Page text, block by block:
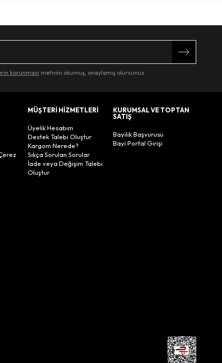
korunması metnini okumuş, onaylamış olursunuz.
MÜŞTERİ HİZMETLERİ
Üyelik Hesabım
Destek Talebi Oluştur
Kargom Nerede?
Sıkça Sorulan Sorular
İade veya Değişim Talebi
Oluştur
KURUMSAL VE TOPTAN
SATIŞ
Bayilik Başvurusu
Bayi Portal Girişi